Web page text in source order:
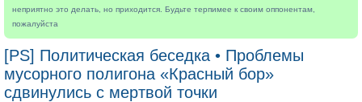
неприятно это делать, но приходится. Будьте терпимее к своим оппонентам,
пожалуйста
[PS] Политическая беседка • Проблемы
мусорного полигона «Красный бор»
сдвинулись с мертвой точки